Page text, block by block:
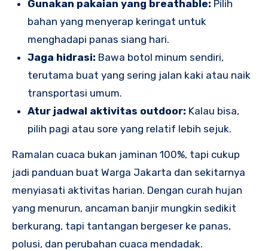
Gunakan pakaian yang breathable: Pilih
bahan yang menyerap keringat untuk
menghadapi panas siang hari.
Jaga hidrasi: Bawa botol minum sendiri,
terutama buat yang sering jalan kaki atau naik
transportasi umum.
Atur jadwal aktivitas outdoor: Kalau bisa,
pilih pagi atau sore yang relatif lebih sejuk.
Ramalan cuaca bukan jaminan 100%, tapi cukup
jadi panduan buat Warga Jakarta dan sekitarnya
menyiasati aktivitas harian. Dengan curah hujan
yang menurun, ancaman banjir mungkin sedikit
berkurang, tapi tantangan bergeser ke panas,
polusi, dan perubahan cuaca mendadak.